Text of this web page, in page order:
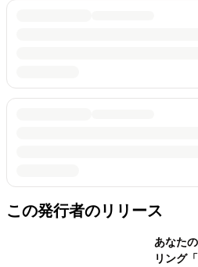
この発行者のリリース
あなた
リング